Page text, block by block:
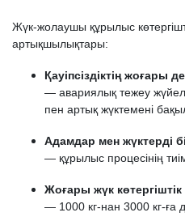
Жүк-жолаушы құрылыс
артықшылықтары:
Қауіпсіздіктің жоғары
— авариялық тежеу
пен артық жүктемені
Адамдар мен жүктерді
— құрылыс процесінің
Жоғары жүк көтергіштік
— 1000 кг-нан 3000 кг-ға